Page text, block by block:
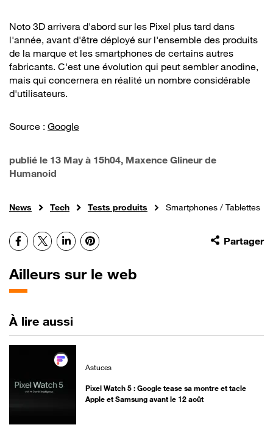
Noto 3D arrivera d'abord sur les Pixel plus tard dans
l'année, avant d'être déployé sur l'ensemble des produits
de la marque et les smartphones de certains autres
fabricants. C'est une évolution qui peut sembler anodine,
mais qui concernera en réalité un nombre considérable
d'utilisateurs.
Source : Google
publié le 13 May à 15h04, Maxence Glineur de
Humanoid
News Tech Tests produits Smartphones / Tablettes
Partager
Facebook
X LinkedInPinterest
Ailleurs sur le web
À lire aussi
Astuces
Pixel Watch 5 : Google tease sa montre et tacle
Apple et Samsung avant le 12 août